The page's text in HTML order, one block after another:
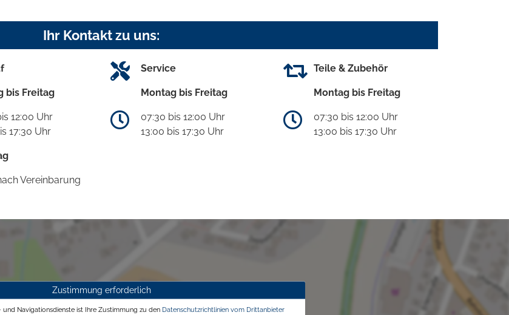
Ihr Kontakt zu uns:
bis Freitag
12:00 Uhr
17:30 Uhr
Vereinbarung
Service
Montag bis Freitag
07:30 bis 12:00 Uhr
13:00 bis 17:30 Uhr
Teile & Zubehör
Montag bis Freitag
07:30 bis 12:00 Uhr
13:00 bis 17:30 Uhr
Zustimmung erforderlich
Navigationsdienste ist Ihre Zustimmung zu den Datenschutzrichtlinien vom Drittanbieter